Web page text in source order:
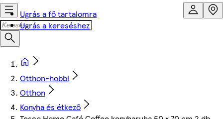
Ugrás a fő tartalomra
Ugrás a kereséshez
Otthon-hobbi
Otthon
Konyha és étkező